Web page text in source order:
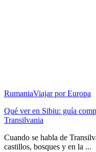
RumaniaViajar por Europa
Qué ver en Sibiu: guía
Transilvania
Cuando se habla de
castillos, bosques y en la ...